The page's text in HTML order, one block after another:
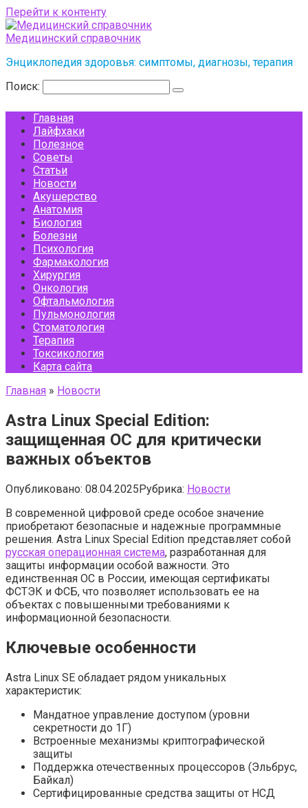
Перейти к контенту
Медицинский справочник
Энциклопедия здоровья: симптомы, диагнозы, терапия
Поиск:
Главная
Лайфхаки
Полезное
Советы
Статьи
Новости
Акушерство
Анатомия
Биология
Болезни
Психология
Фармакология
Хирургия
Онкология
Офтальмология
Пульмонология
Стоматология
Терапия
Токсикология
Карта сайта
Главная » Новости
Astra Linux Special Edition:
защищенная ОС для критически
важных объектов
Опубликовано: 08.04.2025Рубрика: Новости
В современной цифровой среде особое значение
приобретают безопасные и надежные программные
решения. Astra Linux Special Edition представляет собой
русская операционная система, разработанная для
защиты информации особой важности. Это
единственная ОС в России, имеющая сертификаты
ФСТЭК и ФСБ, что позволяет использовать ее на
объектах с повышенными требованиями к
информационной безопасности.
Ключевые особенности
Astra Linux SE обладает рядом уникальных
характеристик:
Мандатное управление доступом (уровни
секретности до 1Г)
Встроенные механизмы криптографической
защиты
Поддержка отечественных процессоров (Эльбрус,
Байкал)
Сертифицированные средства защиты от НСД